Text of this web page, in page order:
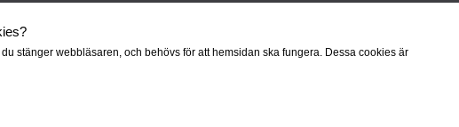
?
stänger webbläsaren, och behövs för att hemsidan ska fungera. Dessa cookies är